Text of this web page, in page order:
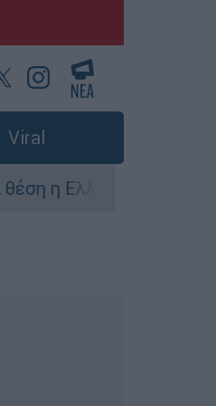
Viral
για το